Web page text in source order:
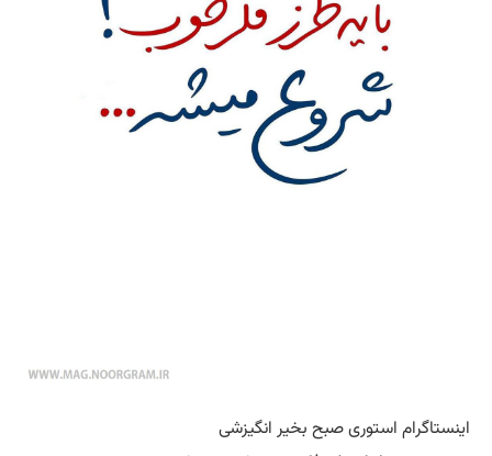
اینستاگرام استوری صبح بخیر انگیزشی